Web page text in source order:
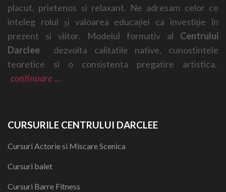
placut, prietenos si relaxant. Ne adresam celor ce
înteleg rolul şi valoarea educaţiei ca investiţie în
prezent si viitor. Modelul formativ al Centrului
Darclee dezvolta calitatile native, cunostintele
teoretice si o consistenta pregatire artistica.
continuare …
CURSURILE CENTRULUI DARCLEE
Cursuri Actorie si Miscare Scenica
Cursuri balet
Cursuri Barre Fitness